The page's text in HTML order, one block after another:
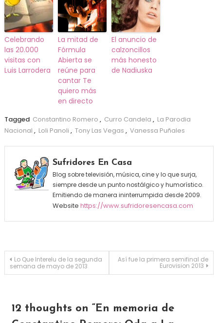
Celebrando
las 20.000
visitas con
Luis Larrodera
La mitad de
Fórmula
Abierta se
reúne para
cantar Te
quiero más
en directo
El anuncio de
calzoncillos
más honesto
de Nadiuska
Tagged Constantino Romero , Curro Candela , La Parodia
Nacional , Loli Panoli , Tony Las Vegas , Vanessa Puñales
Sufridores En Casa
Blog sobre televisión, música, cine y lo que surja,
siempre desde un punto nostálgico y humorístico.
Emitiendo de manera ininterrumpida desde 2009.
Website https://www.sufridoresencasa.com
Navegación de entradas
Lo Que Interelu de la segunda
semana de mayo de 2013
Así fue la primera semifinal de
Eurovision 2013
12 thoughts on “En memoria de